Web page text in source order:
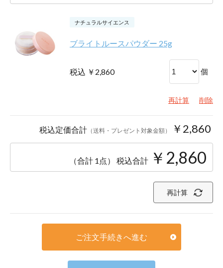
ナチュラルサイエンス
ブライトルースパウダー 25g
税込 ￥2,860 個
再計算 削除
税込定価合計 （送料・プレゼント対象金額） ￥2,860
（合計 1点） 税込合計 ￥2,860
再計算
ご注文手続きへ進む